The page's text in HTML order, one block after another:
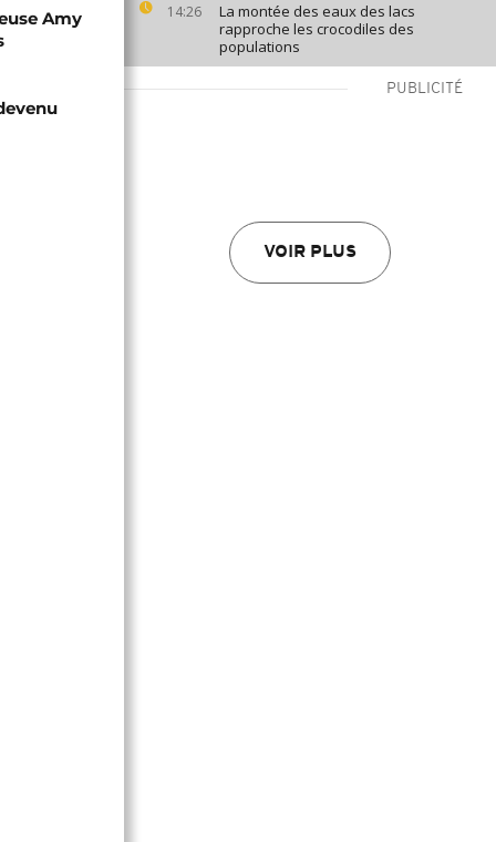
14:26
La montée des eaux des lacs
rapproche les crocodiles des
populations
PUBLICITÉ
VOIR PLUS
Amy